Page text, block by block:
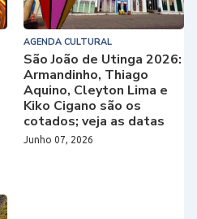
AGENDA CULTURAL
São João de Utinga 2026:
Armandinho, Thiago
Aquino, Cleyton Lima e
Kiko Cigano são os
cotados; veja as datas
Junho 07, 2026